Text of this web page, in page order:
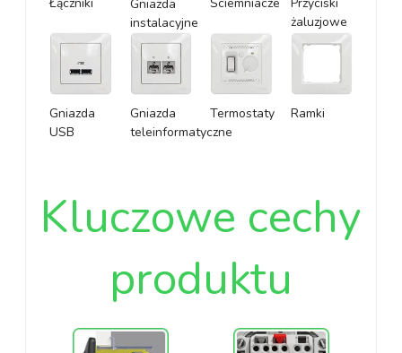
Łączniki
Gniazda
instalacyjne
Ściemniacze
Przyciski
żaluzjowe
Gniazda
USB
Gniazda
teleinformatyczne
Termostaty Ramki
Kluczowe cechy
produktu